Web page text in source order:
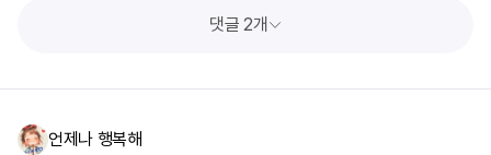
댓글 2개
언제나 행복해